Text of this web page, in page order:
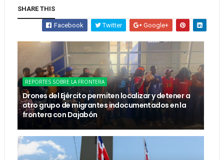
SHARE THIS
Facebook Twitter Google+
REPORTES SOBRE LA FRONTERA
Drones del Ejército permiten localizar y detener a
otro grupo de migrantes indocumentados en la
frontera con Dajabón